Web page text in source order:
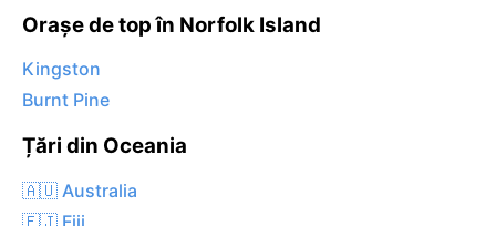
Orașe de top în Norfolk Island
Kingston
Burnt Pine
Țări din Oceania
🇦🇺 Australia
🇫🇯 Fiji